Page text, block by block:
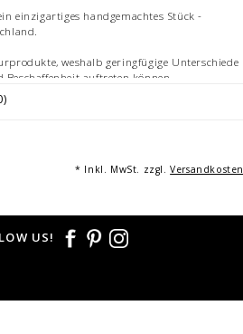
einzigartiges handgemachtes Stück -
weshalb geringfügige Unterschiede
Beschaffenheit auftreten können.
auf Überlieferungen und esoterischen
und nicht wissenschaftlich belegt.
Bilder des Armbandes in teils
* Inkl. MwSt. zzgl.Versandkosten
US!